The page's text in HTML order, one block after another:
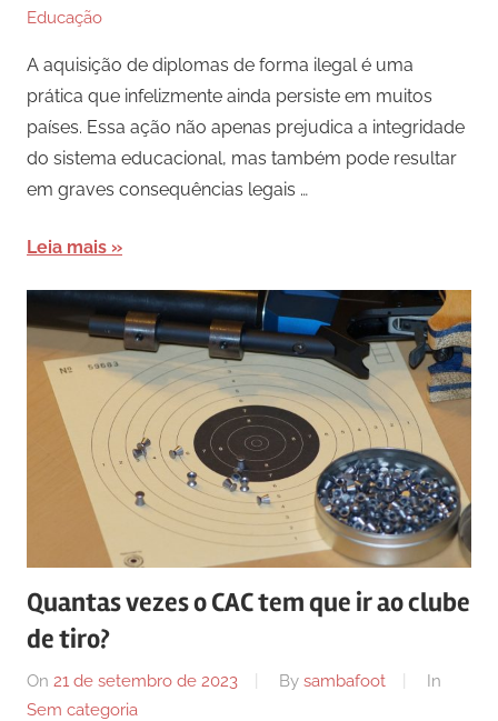
Educação
A aquisição de diplomas de forma ilegal é uma
prática que infelizmente ainda persiste em muitos
países. Essa ação não apenas prejudica a integridade
do sistema educacional, mas também pode resultar
em graves consequências legais …
Leia mais
Quantas vezes o CAC tem que ir ao clube
de tiro?
On 21 de setembro de 2023 By sambafoot
In
Sem categoria